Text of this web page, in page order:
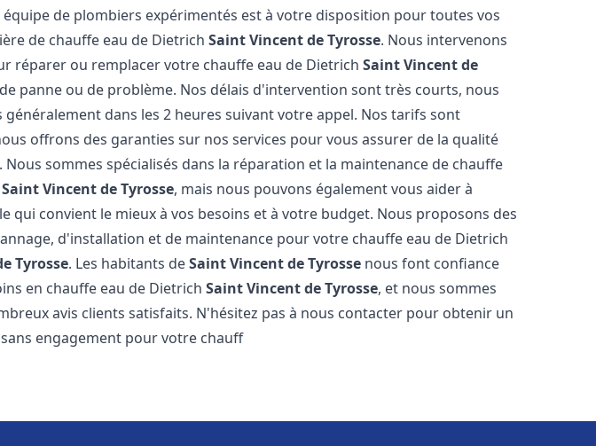
de plombiers expérimentés est à votre disposition pour toutes vos
de chauffe eau de DietrichSaint Vincent de Tyrosse. Nous intervenons
réparer ou remplacer votre chauffe eau de DietrichSaint Vincent de
panne ou de problème. Nos délais d'intervention sont très courts, nous
généralement dans les 2 heures suivant votre appel. Nos tarifs sont
offrons des garanties sur nos services pour vous assurer de la qualité
sommes spécialisés dans la réparation et la maintenance de chauffe
Saint Vincent de Tyrosse, mais nous pouvons également vous aider à
qui convient le mieux à vos besoins et à votre budget. Nous proposons des
d'installation et de maintenance pour votre chauffe eau de Dietrich
Tyrosse. Les habitants deSaint Vincent de Tyrosse nous font confiance
en chauffe eau de DietrichSaint Vincent de Tyrosse, et nous sommes
avis clients satisfaits. N'hésitez pas à nous contacter pour obtenir un
engagement pour votre chauff